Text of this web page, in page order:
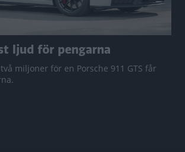
ljud för pengarna
miljoner för en Porsche 911 GTS får